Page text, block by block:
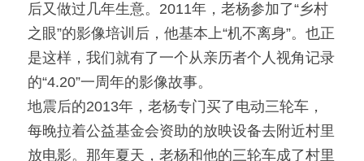
后又做过几年生意。2011年，老杨参加了“乡村
之眼”的影像培训后，他基本上“机不离身”。也正
是这样，我们就有了一个从亲历者个人视角记录
的“4.20”一周年的影像故事。
地震后的2013年，老杨专门买了电动三轮车，
每晚拉着公益基金会资助的放映设备去附近村里
放电影。那年夏天，老杨和他的三轮车成了村里